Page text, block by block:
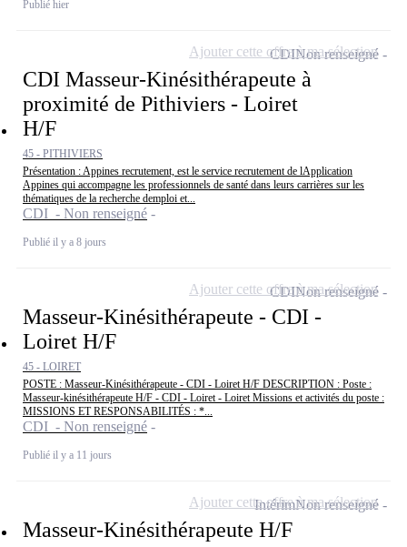
Publié hier
CDI Masseur-Kinésithérapeute à
proximité de Pithiviers - Loiret
H/F
45 - PITHIVIERS
Présentation : Appines recrutement, est le service recrutement de lApplication
Appines qui accompagne les professionnels de santé dans leurs carrières sur les
thématiques de la recherche demploi et...
CDI - Non renseigné
Publié il y a 8 jours
CDINon renseigné
Ajouter cette offre à ma sélection
Masseur-Kinésithérapeute - CDI -
Loiret H/F
45 - LOIRET
POSTE : Masseur-Kinésithérapeute - CDI - Loiret H/F DESCRIPTION : Poste :
Masseur-kinésithérapeute H/F - CDI - Loiret - Loiret Missions et activités du poste :
MISSIONS ET RESPONSABILITÉS : *...
CDI - Non renseigné
Publié il y a 11 jours
CDINon renseigné
Ajouter cette offre à ma sélection
Masseur-Kinésithérapeute H/F
IntérimNon renseigné
Ajouter cette offre à ma sélection